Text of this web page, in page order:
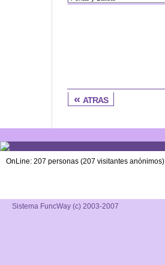
« atras
OnLine: 207 personas (207 visitantes anónimos)
Sistema FuncWay (c) 2003-2007